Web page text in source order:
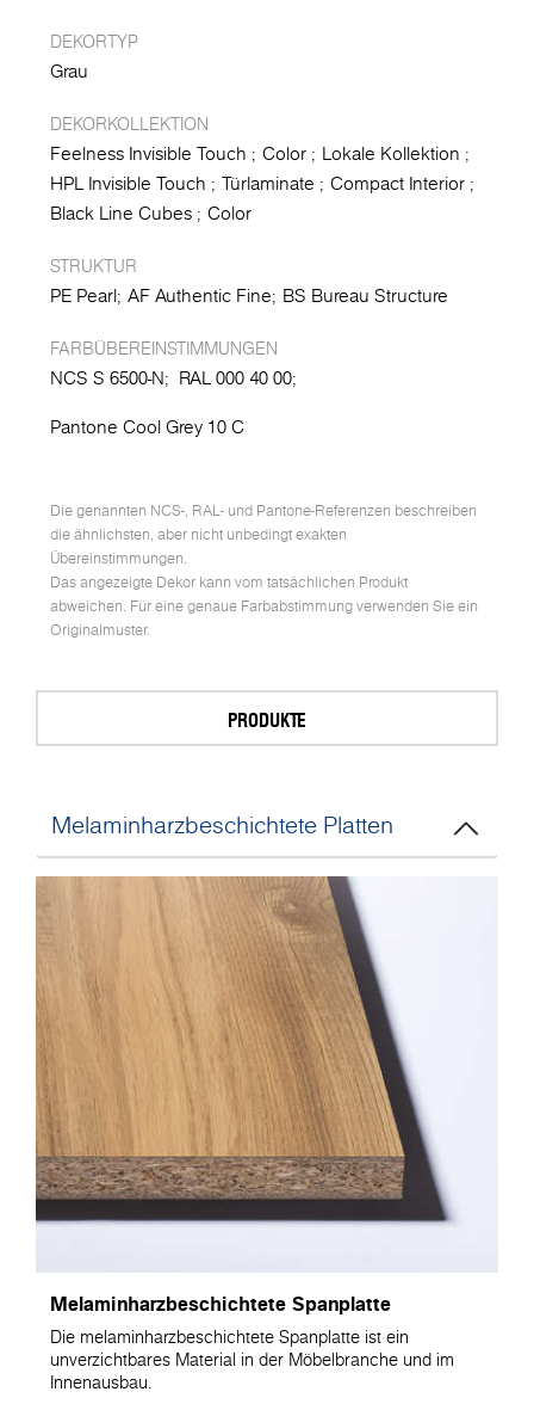
DEKORTYP
Grau
DEKORKOLLEKTION
Feelness Invisible Touch Color
Lokale Kollektion
HPL Invisible Touch
Türlaminate
Compact Interior
Black Line Cubes
Color
STRUKTUR
PE Pearl AF Authentic Fine BS Bureau Structure
FARBÜBEREINSTIMMUNGEN
NCS S 6500-N; RAL 000 40 00;
Pantone Cool Grey 10 C
Die genannten NCS-, RAL- und Pantone-Referenzen beschreiben
die ähnlichsten, aber nicht unbedingt exakten
Übereinstimmungen.
Das angezeigte Dekor kann vom tatsächlichen Produkt
abweichen. Für eine genaue Farbabstimmung verwenden Sie ein
Originalmuster.
PRODUKTE
Melaminharzbeschichtete Platten
Melaminharzbeschichtete Spanplatte
Die melaminharzbeschichtete Spanplatte ist ein
unverzichtbares Material in der Möbelbranche und im
Innenausbau.